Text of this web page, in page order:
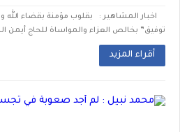
اخبار المشاهير : بقلوب مؤمنة بقضاء الله
توفيق” بخالص العزاء والمواساة للحاج أيمن
أقراء المزيد